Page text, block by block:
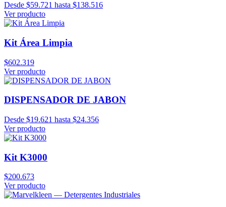
Desde $59.721 hasta $138.516
Ver producto
Kit Área Limpia
$602.319
Ver producto
DISPENSADOR DE JABON
Desde $19.621 hasta $24.356
Ver producto
Kit K3000
$200.673
Ver producto